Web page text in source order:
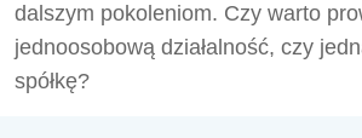
dalszym pokoleniom. Czy warto
jednoosobową działalność, czy
spółkę?